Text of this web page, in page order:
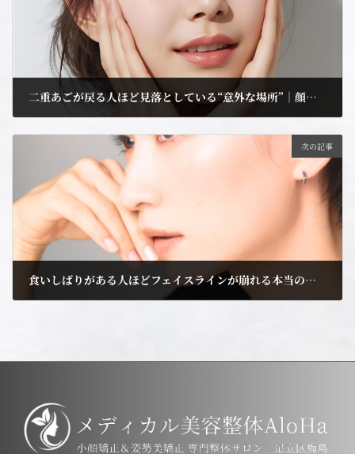
二重あごが戻る人ほど見落としている“意外な場所”｜顔を触っても変わらない本当の理由【足立区 梅島AloHa】
次の記事
食いしばりがある人ほどフェイスラインが崩れる本当の理由｜顎関節症と小顔の深い関係【足立区梅島AloHa】